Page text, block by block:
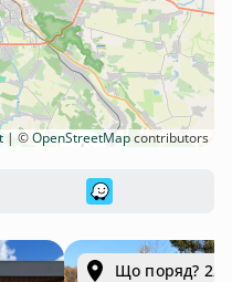
| ©OpenStreetMapcontributors
Що поряд?